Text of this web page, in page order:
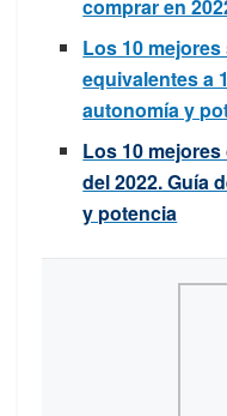
comprar en
Los 10
equivalentes a
autonomía y
Los 10
del 2022. Guía
y potencia